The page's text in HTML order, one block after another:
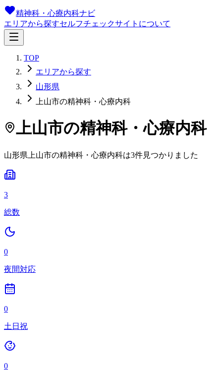
精神科・心療内科ナビ
エリアから探すセルフチェックサイトについて
TOP
エリアから探す
山形県
上山市の精神科・心療内科
上山市の精神科・心療内科
山形県 上山市の精神科・心療内科は3件見つかりました
3
総数
0
夜間対応
0
土日祝
0